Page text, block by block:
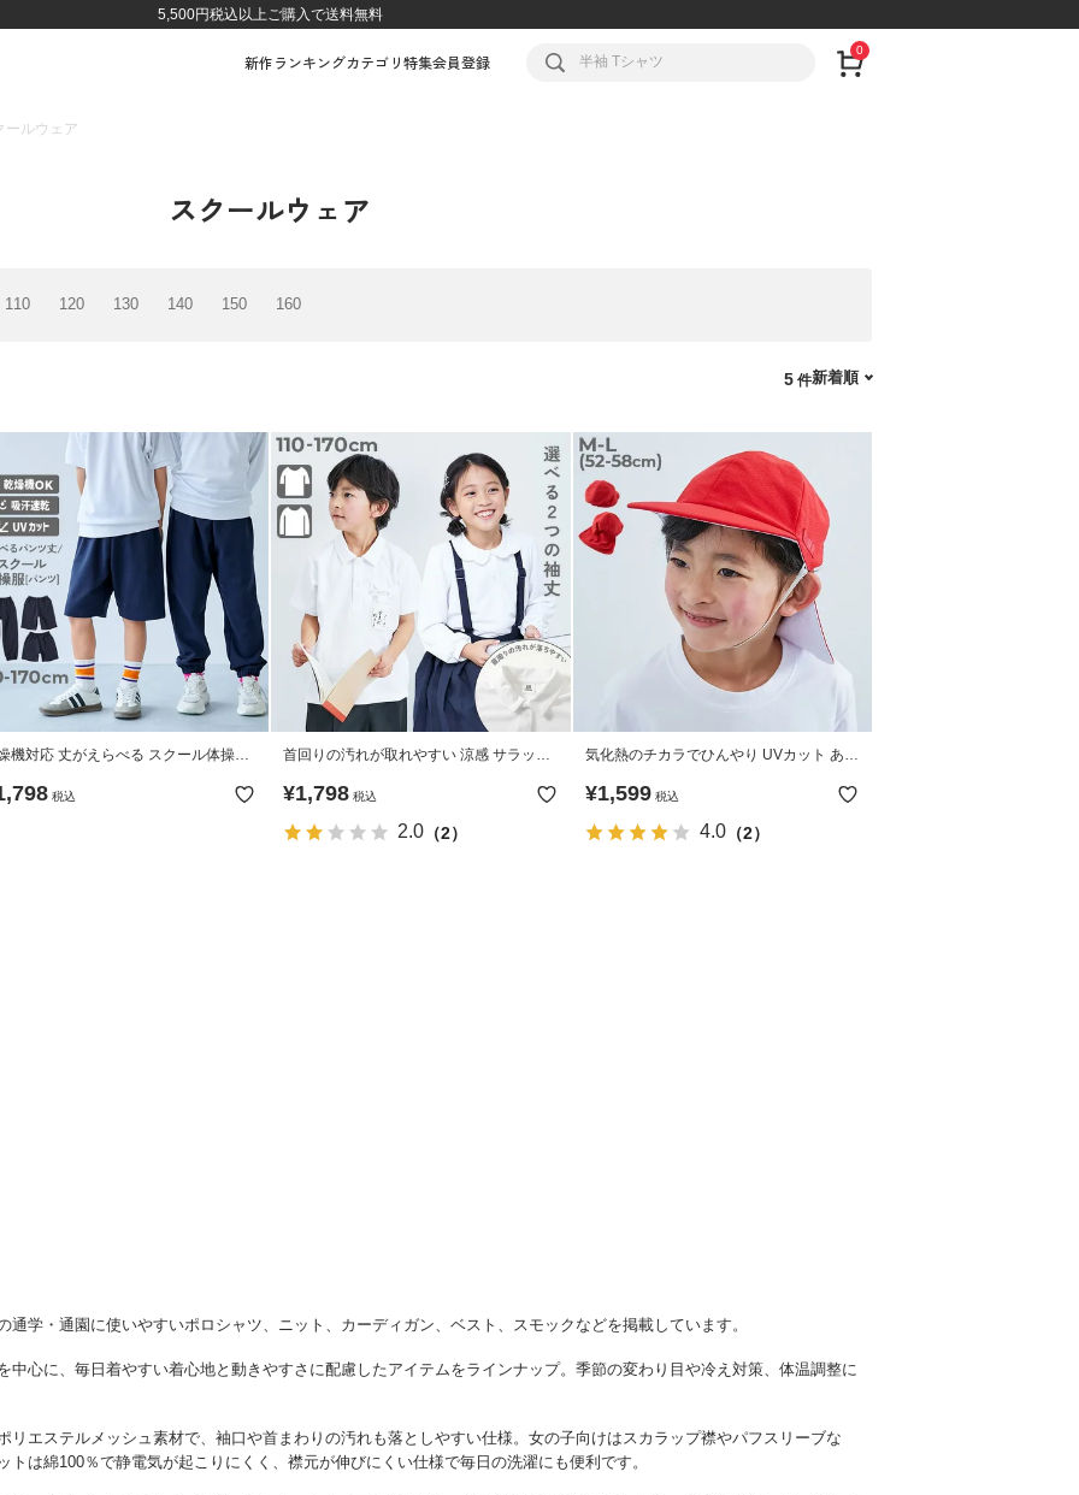
5,500円税込以上ご購入で送料無料
新作ランキングカテゴリ特集会員登録
0
ールウェア
スクールウェア
110 120 130 140 150 160
新着順
5
機対応 丈がえらべる スクール体操服
税込
首回りの汚れが取れやすい 涼感 サラッと
¥1,798 税込
2.0 （2）
気化熱のチカラでひんやり UVカット あご
(替えゴム紐付き)
¥1,599 税込
4.0（2）
学・通園に使いやすいポロシャツ、ニット、カーディガン、ベスト、スモックなどを掲載しています。
中心に、毎日着やすい着心地と動きやすさに配慮したアイテムをラインナップ。季節の変わり目や冷え対策、体温調整に
リエステルメッシュ素材で、袖口や首まわりの汚れも落としやすい仕様。女の子向けはスカラップ襟やパフスリーブな
は綿100％で静電気が起こりにくく、襟元が伸びにくい仕様で毎日の洗濯にも便利です。